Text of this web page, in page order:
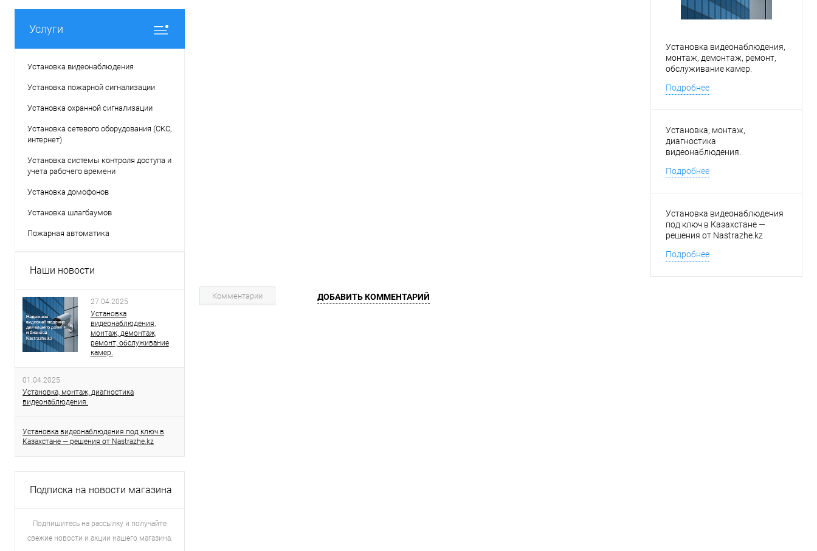
Услуги
Установка видеонаблюдения
Установка пожарной сигнализации
Установка охранной сигнализации
Установка сетевого оборудования (СКС,
интернет)
Установка системы контроля доступа и
учета рабочего времени
Установка домофонов
Установка шлагбаумов
Пожарная автоматика
Наши новости
27.04.2025
Установка
видеонаблюдения,
монтаж, демонтаж,
ремонт, обслуживание
камер.
01.04.2025
Установка, монтаж, диагностика
видеонаблюдения.
Установка видеонаблюдения под ключ в
Казахстане — решения от Nastrazhe.kz
Подписка на новости магазина
Подпишитесь на рассылку и получайте
свежие новости и акции нашего магазина.
Установка видеонаблюдения,
монтаж, демонтаж, ремонт,
обслуживание камер.
Подробнее
Установка, монтаж,
диагностика
видеонаблюдения.
Подробнее
Установка видеонаблюдения
под ключ в Казахстане —
решения от Nastrazhe.kz
Подробнее
Комментарии ДОБАВИТЬ КОММЕНТАРИЙ